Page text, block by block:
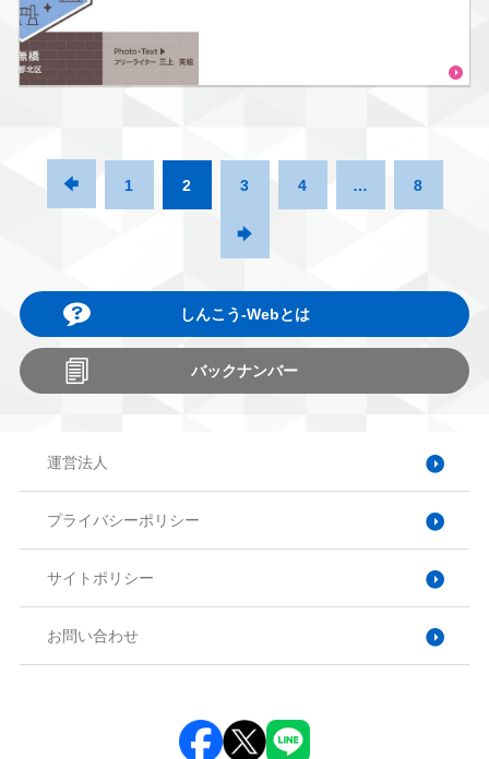
 1 2 3 4 … 8

しんこう-Webとは
バックナンバー
運営法人
プライバシーポリシー
サイトポリシー
お問い合わせ